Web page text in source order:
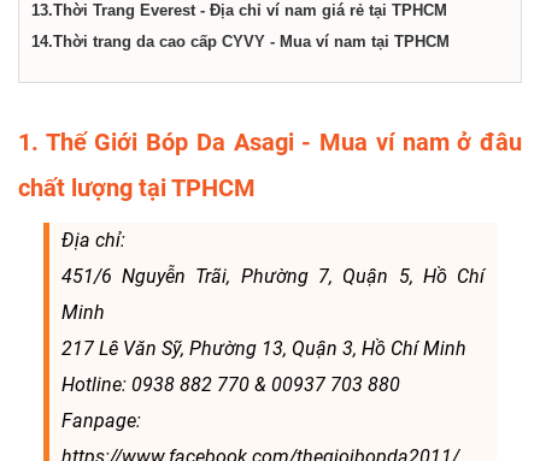
13.Thời Trang Everest - Địa chỉ ví nam giá rẻ tại TPHCM
14.Thời trang da cao cấp CYVY - Mua ví nam tại TPHCM
1. Thế Giới Bóp Da Asagi - Mua ví nam ở đâu
chất lượng tại TPHCM
Địa chỉ:
451/6 Nguyễn Trãi, Phường 7, Quận 5, Hồ Chí
Minh
217 Lê Văn Sỹ, Phường 13, Quận 3, Hồ Chí Minh
Hotline: 0938 882 770 & 00937 703 880
Fanpage: